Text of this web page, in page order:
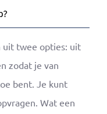
uit twee opties: uit
zodat je van
bent. Je kunt
Wat een